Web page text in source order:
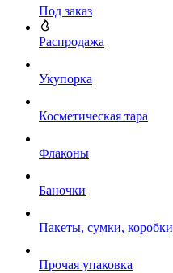
Под заказ
Распродажа
Укупорка
Косметическая тара
Флаконы
Баночки
Пакеты, сумки, коробки
Прочая упаковка